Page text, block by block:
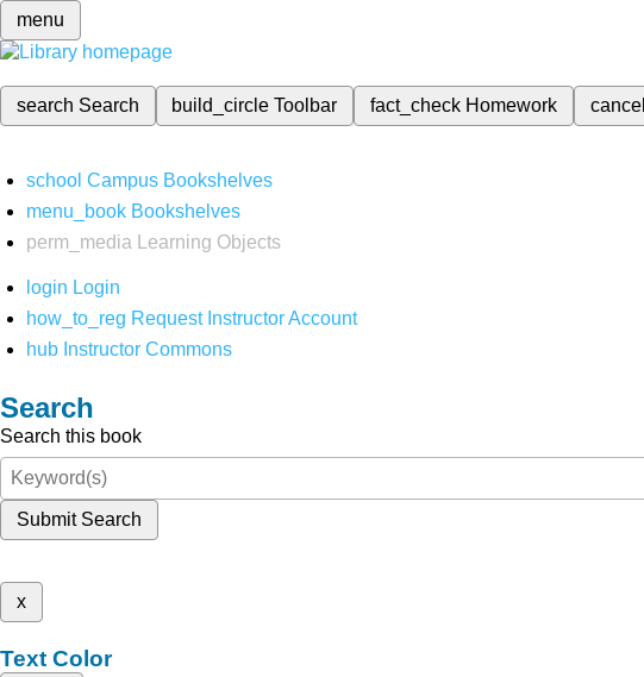
menu
search Search build_circleToolbar fact_check Homework cancel
school Campus Bookshelves
menu_book Bookshelves
perm_media
Learning Objects
login Login
how_to_reg Request Instructor Account
hub Instructor Commons
Search
Search this book
Submit Search
x
Text Color